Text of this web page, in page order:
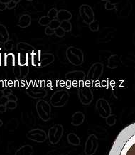
regenerację z